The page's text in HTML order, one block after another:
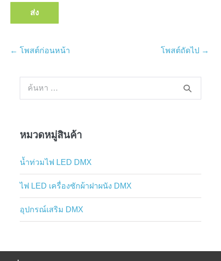
การนำ
โพสต์
← โพสต์ก่อนหน้า โพสต์ถัดไป →
ค้นหา:
หมวดหมู่สินค้า
น้ำท่วมไฟ LED DMX
ไฟ LED เครื่องซักผ้าฝาผนัง DMX
อุปกรณ์เสริม DMX